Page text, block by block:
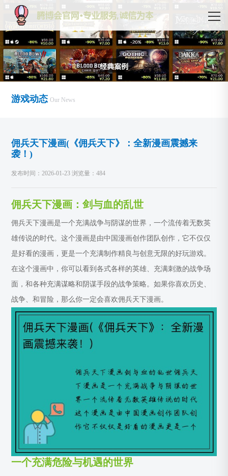
游戏动态 Our News
佣兵天下漫画(《佣兵天下》：全新漫画震撼来
袭！)
发布时间：2026-01-23 浏览量：484
佣兵天下漫画：剑与血的乱世
佣兵天下漫画是一个充满战争与阴谋的世界，一个流传着无数英
雄传说的时代。这个漫画是由中国漫画创作团队创作，它不仅仅
是好看的漫画，更是一个充满制作精良与创意无限的好玩游戏。
在这个漫画中，你可以看到各式各样的英雄、充满刺激的战争场
面，和各种充满谋略和阴谋手段的战争策略。如果你喜欢历史、
战争、和冒险，那么你一定会喜欢佣兵天下漫画。
一个充满危险与机遇的世界